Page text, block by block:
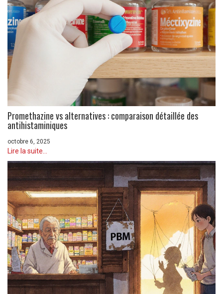
Promethazine vs alternatives : comparaison détaillée des
antihistaminiques
octobre 6, 2025
Lire la suite...